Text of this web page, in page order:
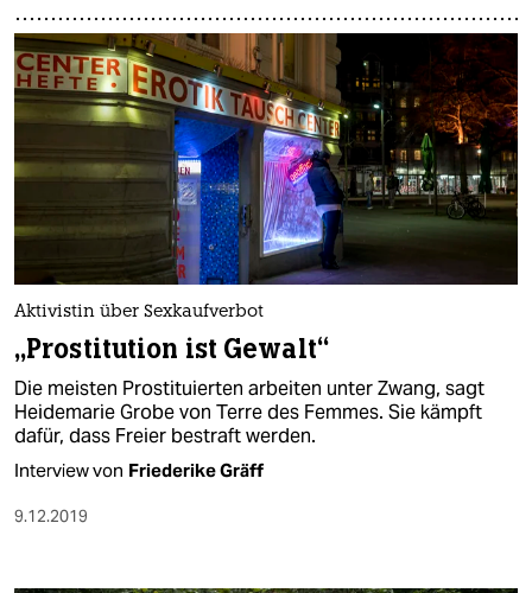
Aktivistin über Sexkaufverbot
„Prostitution ist Gewalt“
Die meisten Prostituierten arbeiten unter Zwang, sagt
Heidemarie Grobe von Terre des Femmes. Sie kämpft
dafür, dass Freier bestraft werden.
Interview von Friederike Gräff
9.12.2019